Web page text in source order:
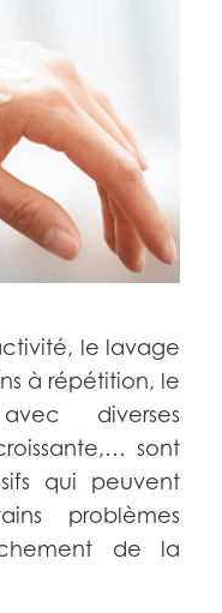
le lavage
à répétition, le
diverses
sont
qui peuvent
problèmes
de la